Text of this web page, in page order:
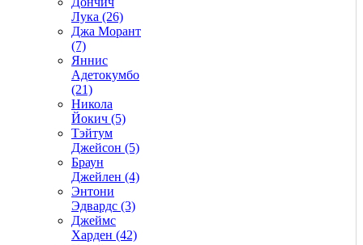
Лука (26)
Джа Морант
(7)
Яннис
Адетокумбо
(21)
Никола
Йокич (5)
Тэйтум
Джейсон (5)
Браун
Джейлен (4)
Энтони
Эдвардс (3)
Джеймс
Харден (42)